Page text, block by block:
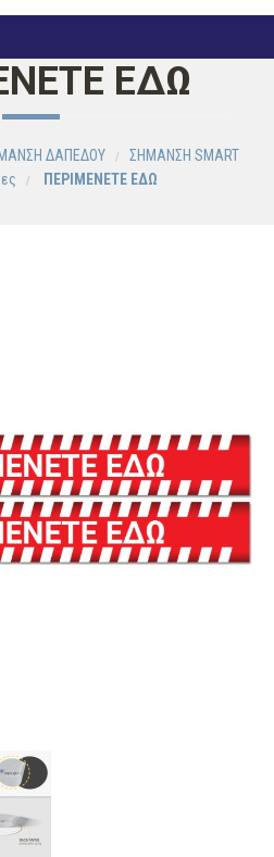
ΕΔΩ
ΔΑΠΕΔΟΥ
ΣΗΜΑΝΣΗ SMART
ΠΕΡΙΜΕΝΕΤΕ ΕΔΩ